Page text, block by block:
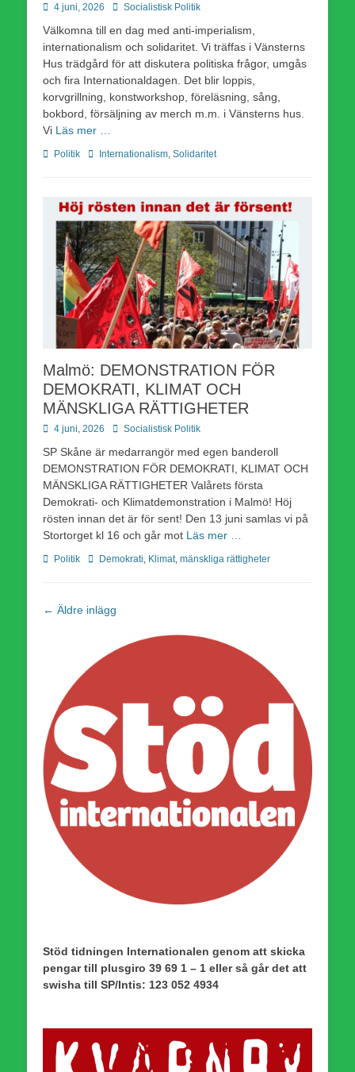
Publicerad
4 juni, 2026 Författare
Socialistisk Politik
Välkomna till en dag med anti-imperialism,
internationalism och solidaritet. Vi träffas i Vänsterns
Hus trädgård för att diskutera politiska frågor, umgås
och fira Internationaldagen. Det blir loppis,
korvgrillning, konstworkshop, föreläsning, sång,
bokbord, försäljning av merch m.m. i Vänsterns hus.
Vi Läs mer …
Kategorier
Politik Etiketter
Internationalism, Solidaritet
Malmö: DEMONSTRATION FÖR
DEMOKRATI, KLIMAT OCH
MÄNSKLIGA RÄTTIGHETER
Publicerad
4 juni, 2026 Författare
Socialistisk Politik
SP Skåne är medarrangör med egen banderoll
DEMONSTRATION FÖR DEMOKRATI, KLIMAT OCH
MÄNSKLIGA RÄTTIGHETER Valårets första
Demokrati- och Klimatdemonstration i Malmö! Höj
rösten innan det är för sent! Den 13 juni samlas vi på
Stortorget kl 16 och går mot Läs mer …
Kategorier
Politik Etiketter
Demokrati, Klimat, mänskliga rättigheter
Inläggsnavigering
← Äldre inlägg
Stöd tidningen Internationalen genom att skicka
pengar till plusgiro 39 69 1 – 1 eller så går det att
swisha till SP/Intis: 123 052 4934